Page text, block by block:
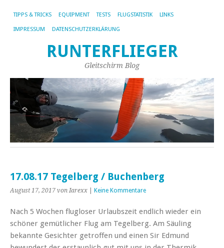
TIPPS & TRICKS EQUIPMENT TESTS FLUGSTATISTIK LINKS
IMPRESSUM DATENSCHUTZERKLÄRUNG
RUNTERFLIEGER
Gleitschirm Blog
17.08.17 Tegelberg / Buchenberg
August 17, 2017 von Iarexx Keine Kommentare
Nach 5 Wochen flugloser Urlaubszeit endlich wieder ein
schöner gemütlicher Flug am Tegelberg. Am Säuling
bekannte Gesichter getroffen und einen Sir Edmund